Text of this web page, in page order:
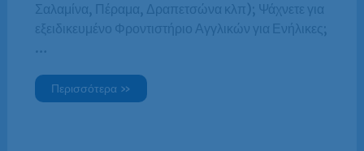
Σαλαμίνα, Πέραμα, Δραπετσώνα κλπ); Ψάχνετε για
εξειδικευμένο Φροντιστήριο Αγγλικών για Ενήλικες;
…
Περισσότερα »